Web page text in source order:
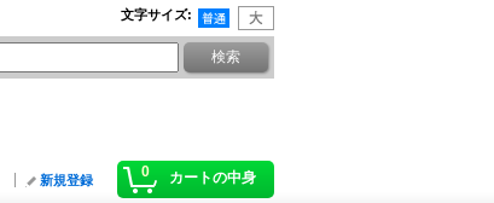
文字サイズ:
0 カートの中身
新規登録